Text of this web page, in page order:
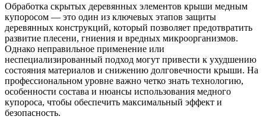
Обработка скрытых деревянных элементов крыши медным
купоросом — это один из ключевых этапов защиты
деревянных конструкций, который позволяет предотвратить
развитие плесени, гниения и вредных микроорганизмов.
Однако неправильное применение или
неспециализированный подход могут привести к ухудшению
состояния материалов и снижению долговечности крыши. На
профессиональном уровне важно четко знать технологию,
особенности состава и нюансы использования медного
купороса, чтобы обеспечить максимальный эффект и
безопасность.